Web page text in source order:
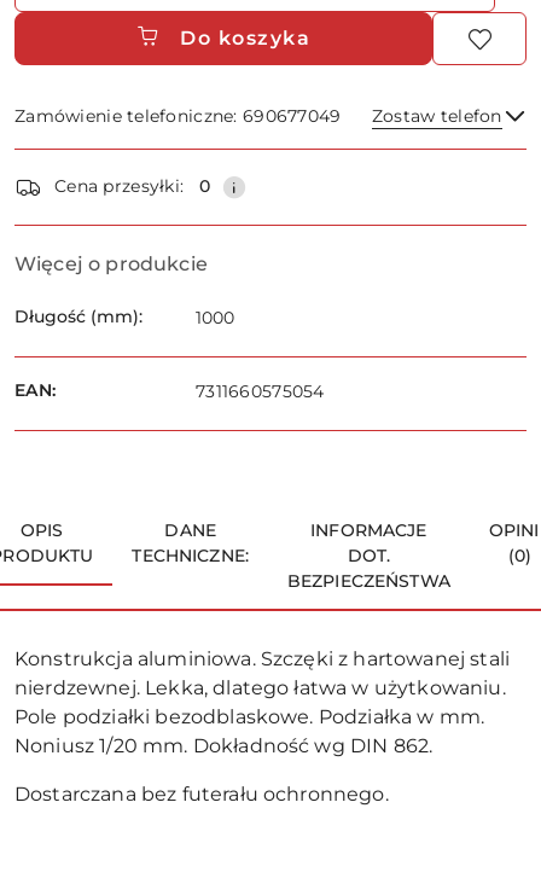
Do koszyka
Zamówienie telefoniczne: 690677049 Zostaw telefon
Wyślij
i
dostawa
Cena przesyłki: 0
Więcej o produkcie
Długość (mm): 1000
EAN: 7311660575054
OPIS
DANE
TECHNICZNE:
INFORMACJE
DOT.
BEZPIECZEŃSTWA
(0)
Konstrukcja aluminiowa. Szczęki z hartowanej stali
nierdzewnej. Lekka, dlatego łatwa w użytkowaniu.
Pole podziałki bezodblaskowe. Podziałka w mm.
Noniusz 1/20 mm. Dokładność wg DIN 862.
Dostarczana bez futerału ochronnego.